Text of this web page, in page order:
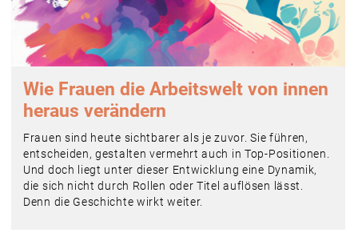
Wie Frauen die Arbeitswelt von innen
heraus verändern
Frauen sind heute sichtbarer als je zuvor. Sie führen,
entscheiden, gestalten vermehrt auch in Top-Positionen.
Und doch liegt unter dieser Entwicklung eine Dynamik,
die sich nicht durch Rollen oder Titel auflösen lässt.
Denn die Geschichte wirkt weiter.